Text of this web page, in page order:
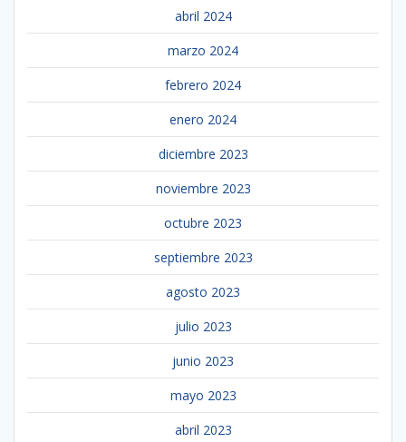
abril 2024
marzo 2024
febrero 2024
enero 2024
diciembre 2023
noviembre 2023
octubre 2023
septiembre 2023
agosto 2023
julio 2023
junio 2023
mayo 2023
abril 2023